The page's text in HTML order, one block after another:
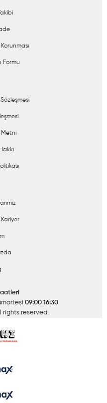
Formu
Metni
09:00 16:30
rights reserved.